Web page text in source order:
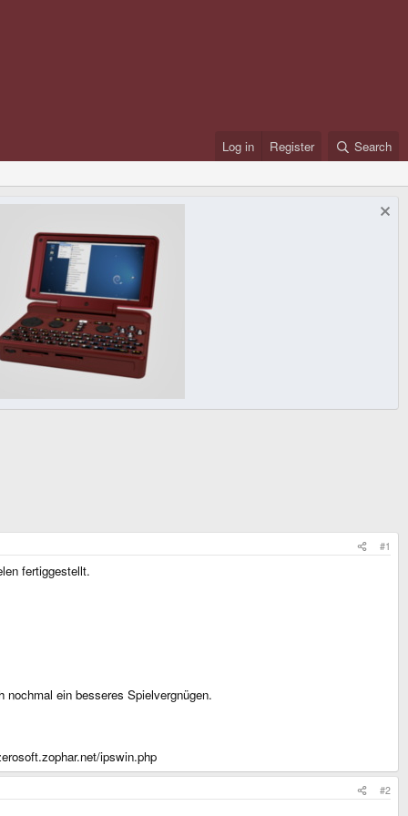
Log in Register Search
#1
fertiggestellt.
ein besseres Spielvergnügen.
ipswin.php
#2